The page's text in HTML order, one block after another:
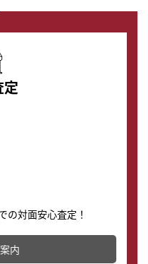
の対面安心査定！
本店では、時計販売の
してお得に新しい時計
内